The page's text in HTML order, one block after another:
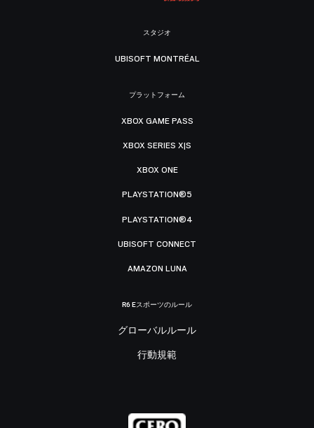
スタジオ
UBISOFT MONTRÉAL
プラットフォーム
XBOX GAME PASS
XBOX SERIES X|S
XBOX ONE
PLAYSTATION®5
PLAYSTATION®4
UBISOFT CONNECT
AMAZON LUNA
R6 Eスポーツのルール
グローバルルール
行動規範